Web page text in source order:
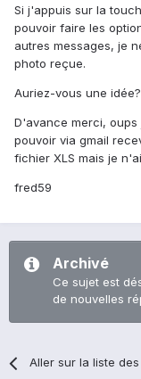
Si j'appuis sur la
pouvoir faire les
autres messages, je
photo reçue.
Auriez-vous une idée?
D'avance merci,
pouvoir via gmail
fichier XLS mais je
fred59
Archivé
Ce sujet est
de nouvelles
Aller sur la liste